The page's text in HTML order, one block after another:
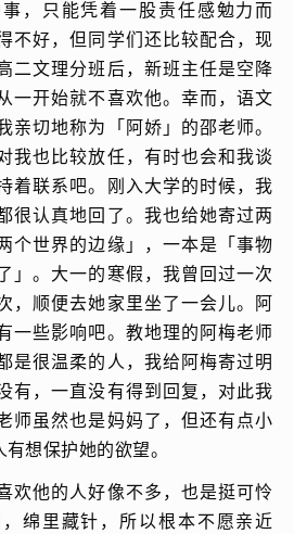
，只能凭着一股责任感勉力而
不好，但同学们还比较配合，现
二文理分班后，新班主任是空降
一开始就不喜欢他。幸而，语文
亲切地称为「阿娇」的邵老师。
我也比较放任，有时也会和我谈
着联系吧。刚入大学的时候，我
很认真地回了。我也给她寄过两
个世界的边缘」，一本是「事物
」。大一的寒假，我曾回过一次
，顺便去她家里坐了一会儿。阿
一些影响吧。教地理的阿梅老师
是很温柔的人，我给阿梅寄过明
有，一直没有得到回复，对此我
师虽然也是妈妈了，但还有点小
想保护她的欲望。
欢他的人好像不多，也是挺可怜
绵里藏针，所以根本不愿亲近